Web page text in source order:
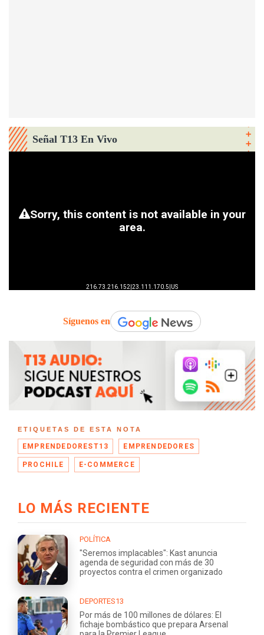
Señal T13 En Vivo
Síguenos en
ETIQUETAS DE ESTA NOTA
EMPRENDEDOREST13 EMPRENDEDORES
PROCHILE E-COMMERCE
LO MÁS RECIENTE
POLÍTICA
"Seremos implacables": Kast anuncia
agenda de seguridad con más de 30
proyectos contra el crimen organizado
DEPORTES13
Por más de 100 millones de dólares: El
fichaje bombástico que prepara Arsenal